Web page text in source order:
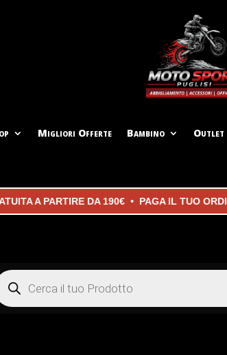
Migliori Offerte Bambino Outlet
A PARTIRE DA 190€ • PAGA IL TUO ORDINE